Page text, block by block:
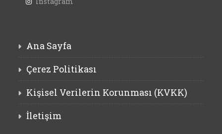
Ana Sayfa
Çerez Politikası
Kişisel Verilerin Korunması (KVKK)
İletişim